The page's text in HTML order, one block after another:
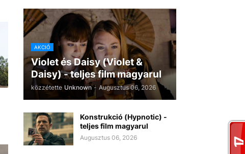
AKCIÓ
Violet és Daisy (Violet &
Daisy) - teljes film magyarul
közzétette Unknown - Augusztus 06, 2026
Konstrukció (Hypnotic) -
teljes film magyarul
Augusztus 06, 2026